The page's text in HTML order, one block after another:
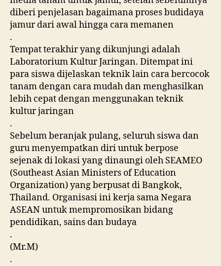
diberi penjelasan bagaimana proses budidaya
jamur dari awal hingga cara memanen
.
Tempat terakhir yang dikunjungi adalah
Laboratorium Kultur Jaringan. Ditempat ini
para siswa dijelaskan teknik lain cara bercocok
tanam dengan cara mudah dan menghasilkan
lebih cepat dengan menggunakan teknik
kultur jaringan
.
Sebelum beranjak pulang, seluruh siswa dan
guru menyempatkan diri untuk berpose
sejenak di lokasi yang dinaungi oleh SEAMEO
(Southeast Asian Ministers of Education
Organization) yang berpusat di Bangkok,
Thailand. Organisasi ini kerja sama Negara
ASEAN untuk mempromosikan bidang
pendidikan, sains dan budaya
.
(Mr.M)
.